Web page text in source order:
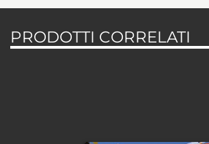
PRODOTTI CORRELATI